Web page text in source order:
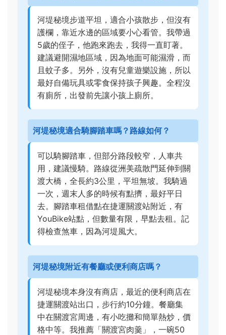
河堤秘境步道平坦，適合小孩散步，但沒有
護欄，靠近水邊的區域要小心看管。我帶過
5歲的侄子，他跑來跑去，我得一直盯著。
建議避開濕地區域，因為地面可能濕滑，而
且蚊子多。另外，沒有兒童遊樂設施，所以
最好自備玩具或零食保持孩子興趣。全程沒
有廁所，出發前先讓小孩上廁所。
河堤秘境適合騎腳踏車嗎？路線如何？
可以騎腳踏車，但部分路段較窄，人車共
用，建議慢騎。路線從洲美疏散門延伸到關
渡大橋，全長約3公里，平坦無坡。我騎過
一次，週末人多的時候有點擠，最好平日
去。腳踏車租借點在捷運關渡站附近，有
YouBike站點，但數量有限，早點去租。記
得檢查煞車，因為河堤風大。
河堤秘境附近有餐廳或便利商店嗎？
河堤秘境本身沒有商店，最近的便利商店在
捷運關渡站出口，步行約10分鐘。餐廳集
中在關渡宮周邊，有小吃攤和簡單熱炒，價
格中等。我推薦「關渡宮肉羹」，一碗50